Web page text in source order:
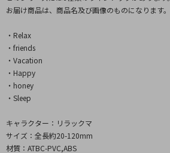
お届け商品は、商品名及び画像のものになります。
・Relax
・friends
・Vacation
・Happy
・honey
・Sleep
キャラクター：リラックマ
サイズ：全長約20-120mm
材質：ATBC-PVC,ABS